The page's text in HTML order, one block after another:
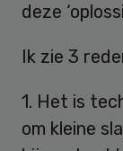
deze
Ik zie 3
1. Het is
om kleine